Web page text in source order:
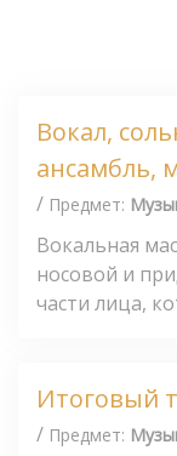
Вокал,
ансамбль,
/ Предмет:
Вокальная
носовой и
части лица,
Итоговый
/ Предмет: